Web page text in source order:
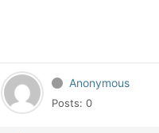
Anonymous
Posts: 0